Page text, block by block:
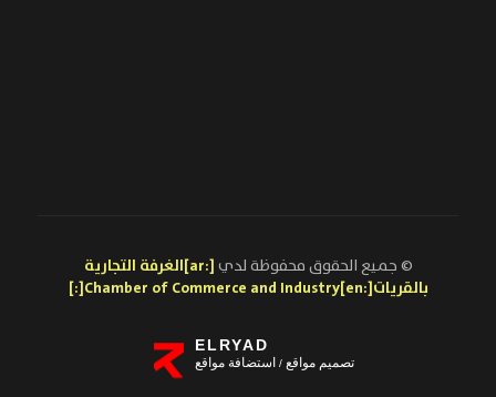
© جميع الحقوق محفوظة لدي
[:ar]الغرفة التجارية
بالقريات[:en]Chamber of Commerce and Industry[:]
ELRYAD
تصميم مواقع/ استضافة مواقع